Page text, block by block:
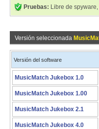
Pruebas: Libre de
Versión seleccionada
Versión del software
MusicMatch Jukebox 1.0
MusicMatch Jukebox 1.00
MusicMatch Jukebox 2.1
MusicMatch Jukebox 4.0